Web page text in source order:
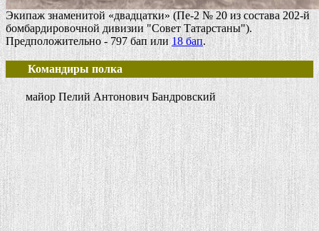
Экипаж знаменитой «двадцатки» (Пе-2 № 20 из состава 202-й
бомбардировочной дивизии "Совет Татарстаны").
Предположительно - 797 бап или18 бап.
Командиры полка
майор Пелий Антонович Бандровский